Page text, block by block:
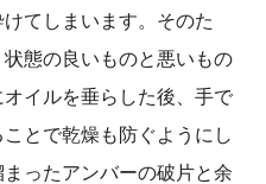
てしまいます。そのた
態の良いものと悪いもの
イルを垂らした後、手で
とで乾燥も防ぐようにし
ったアンバーの破片と余